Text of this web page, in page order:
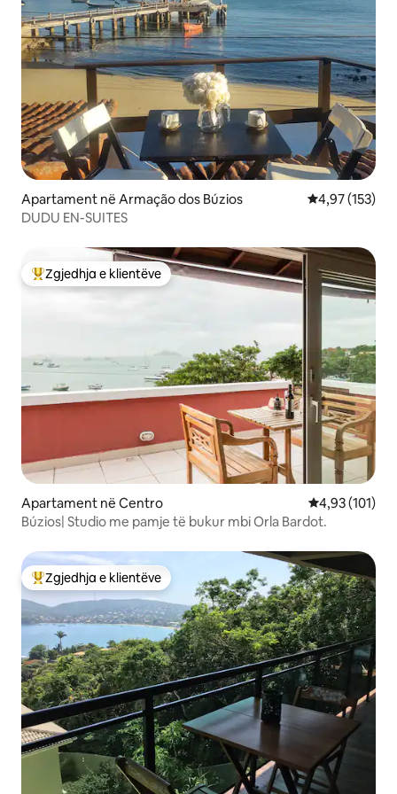
Apartament në Armação dos Búzios Vlerësimi
4,97 (153)
DUDU EN-SUITES
Më të mirat e zgjedhjeve të klientëve
Zgjedhja e klientëve
Apartament në Centro Vlerësimi
4,93 (101)
Búzios| Studio me pamje të bukur mbi Orla Bardot.
Më të mirat e zgjedhjeve të klientëve
Zgjedhja e klientëve